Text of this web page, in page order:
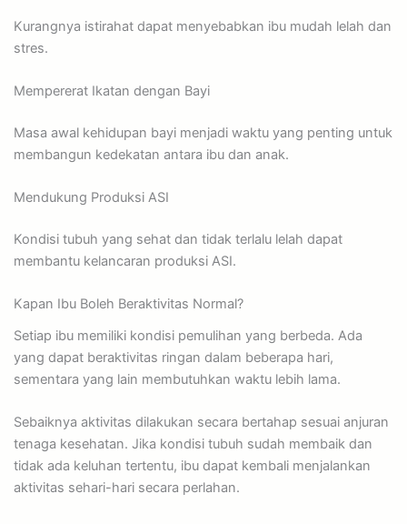
Kurangnya istirahat dapat menyebabkan ibu mudah lelah dan
stres.
Mempererat Ikatan dengan Bayi
Masa awal kehidupan bayi menjadi waktu yang penting untuk
membangun kedekatan antara ibu dan anak.
Mendukung Produksi ASI
Kondisi tubuh yang sehat dan tidak terlalu lelah dapat
membantu kelancaran produksi ASI.
Kapan Ibu Boleh Beraktivitas Normal?
Setiap ibu memiliki kondisi pemulihan yang berbeda. Ada
yang dapat beraktivitas ringan dalam beberapa hari,
sementara yang lain membutuhkan waktu lebih lama.
Sebaiknya aktivitas dilakukan secara bertahap sesuai anjuran
tenaga kesehatan. Jika kondisi tubuh sudah membaik dan
tidak ada keluhan tertentu, ibu dapat kembali menjalankan
aktivitas sehari-hari secara perlahan.